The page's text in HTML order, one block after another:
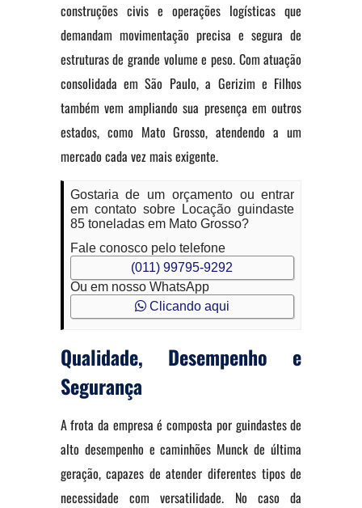
construções civis e operações logísticas que
demandam movimentação precisa e segura de
estruturas de grande volume e peso. Com atuação
consolidada em São Paulo, a Gerizim e Filhos
também vem ampliando sua presença em outros
estados, como Mato Grosso, atendendo a um
mercado cada vez mais exigente.
Gostaria de um orçamento ou entrar
em contato sobre Locação guindaste
85 toneladas em Mato Grosso?
Fale conosco pelo telefone
(011) 99795-9292
Ou em nosso WhatsApp
Clicando aqui
Qualidade, Desempenho e
Segurança
A frota da empresa é composta por guindastes de
alto desempenho e caminhões Munck de última
geração, capazes de atender diferentes tipos de
necessidade com versatilidade. No caso da